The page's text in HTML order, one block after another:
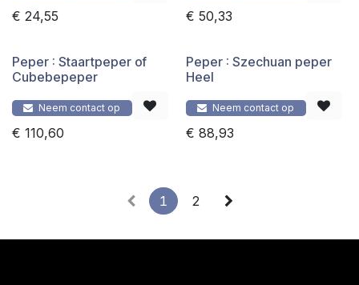
€ 24,55 € 50,33
Peper : Staartpeper of
Cubebepeper
Neem contact op
€ 110,60
Peper : Szechuan peper
Heel
Neem contact op
€ 88,93
1 2